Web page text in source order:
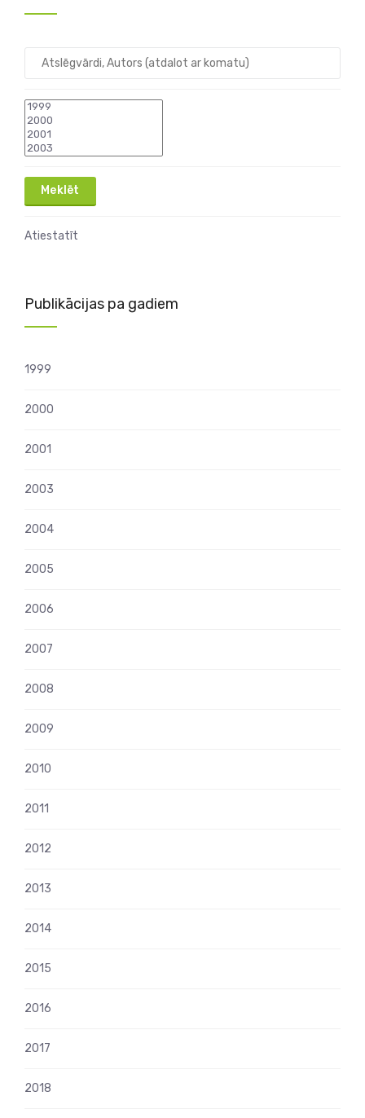
Atiestatīt
Publikācijas pa gadiem
1999
2000
2001
2003
2004
2005
2006
2007
2008
2009
2010
2011
2012
2013
2014
2015
2016
2017
2018